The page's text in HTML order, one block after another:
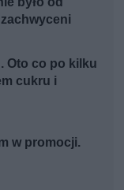
Oto co po kilku
cukru i
w promocji.